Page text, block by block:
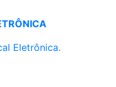
Eletrônica.